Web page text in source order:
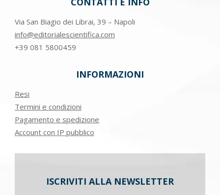
Via San Biagio dei Librai, 39 – Napoli
info@editorialescientifica.com
+39 081 5800459
INFORMAZIONI
Resi
Termini e condizioni
Pagamento e spedizione
Account con IP pubblico
ISCRIVITI ALLA NEWSLETTER